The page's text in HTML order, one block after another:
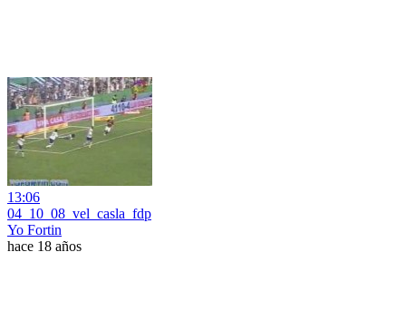
13:06
04_10_08_vel_casla_fdp
Yo Fortin
hace 18 años